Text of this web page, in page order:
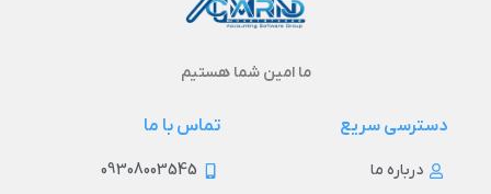
ما امین شما هستیم
دسترسی سریع
درباره ما
تماس با ما
09308003545